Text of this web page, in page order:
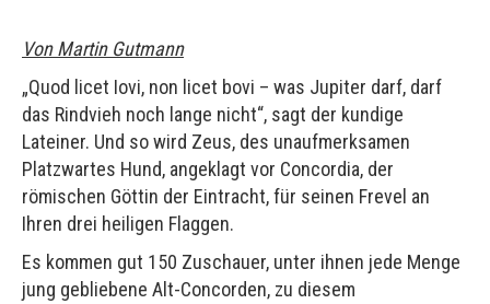
Von Martin Gutmann
„Quod licet Iovi, non licet bovi – was Jupiter darf, darf
das Rindvieh noch lange nicht“, sagt der kundige
Lateiner. Und so wird Zeus, des unaufmerksamen
Platzwartes Hund, angeklagt vor Concordia, der
römischen Göttin der Eintracht, für seinen Frevel an
Ihren drei heiligen Flaggen.
Es kommen gut 150 Zuschauer, unter ihnen jede Menge
jung gebliebene Alt-Concorden, zu diesem